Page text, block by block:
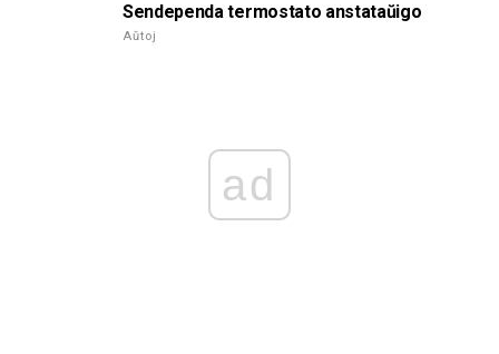
Sendependa termostato anstataŭigo
Aŭtoj
ad